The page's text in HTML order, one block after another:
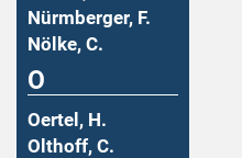
Nürmberger, F.
Nölke, C.
O
Oertel, H.
Olthoff, C.